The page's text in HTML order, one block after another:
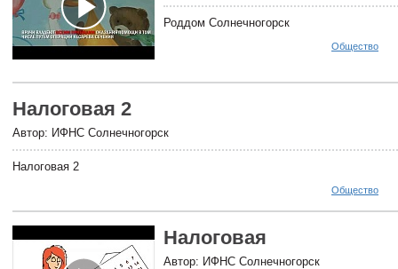
Роддом Солнечногорск
Общество
Налоговая 2
Автор: ИФНС Солнечногорск
Налоговая 2
Общество
Налоговая
Автор: ИФНС Солнечногорск